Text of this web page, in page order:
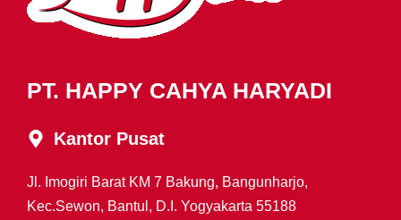
PT. HAPPY CAHYA HARYADI
Kantor Pusat
Jl. Imogiri Barat KM 7 Bakung, Bangunharjo,
Kec.Sewon, Bantul, D.I. Yogyakarta 55188